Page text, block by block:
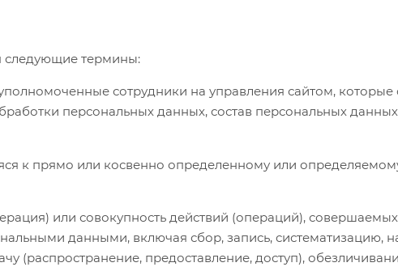
следующие термины:
сотрудники на управления сайтом,
персональных данных, состав персональных
к прямо или косвенно определенному или
или совокупность действий (операций),
данными, включая сбор, запись, систематизацию,
(распространение, предоставление, доступ),